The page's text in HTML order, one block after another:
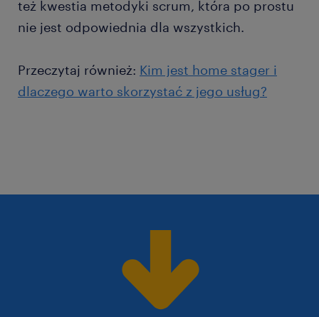
też kwestia metodyki scrum, która po prostu
nie jest odpowiednia dla wszystkich.
Przeczytaj również: Kim jest home stager i
dlaczego warto skorzystać z jego usług?